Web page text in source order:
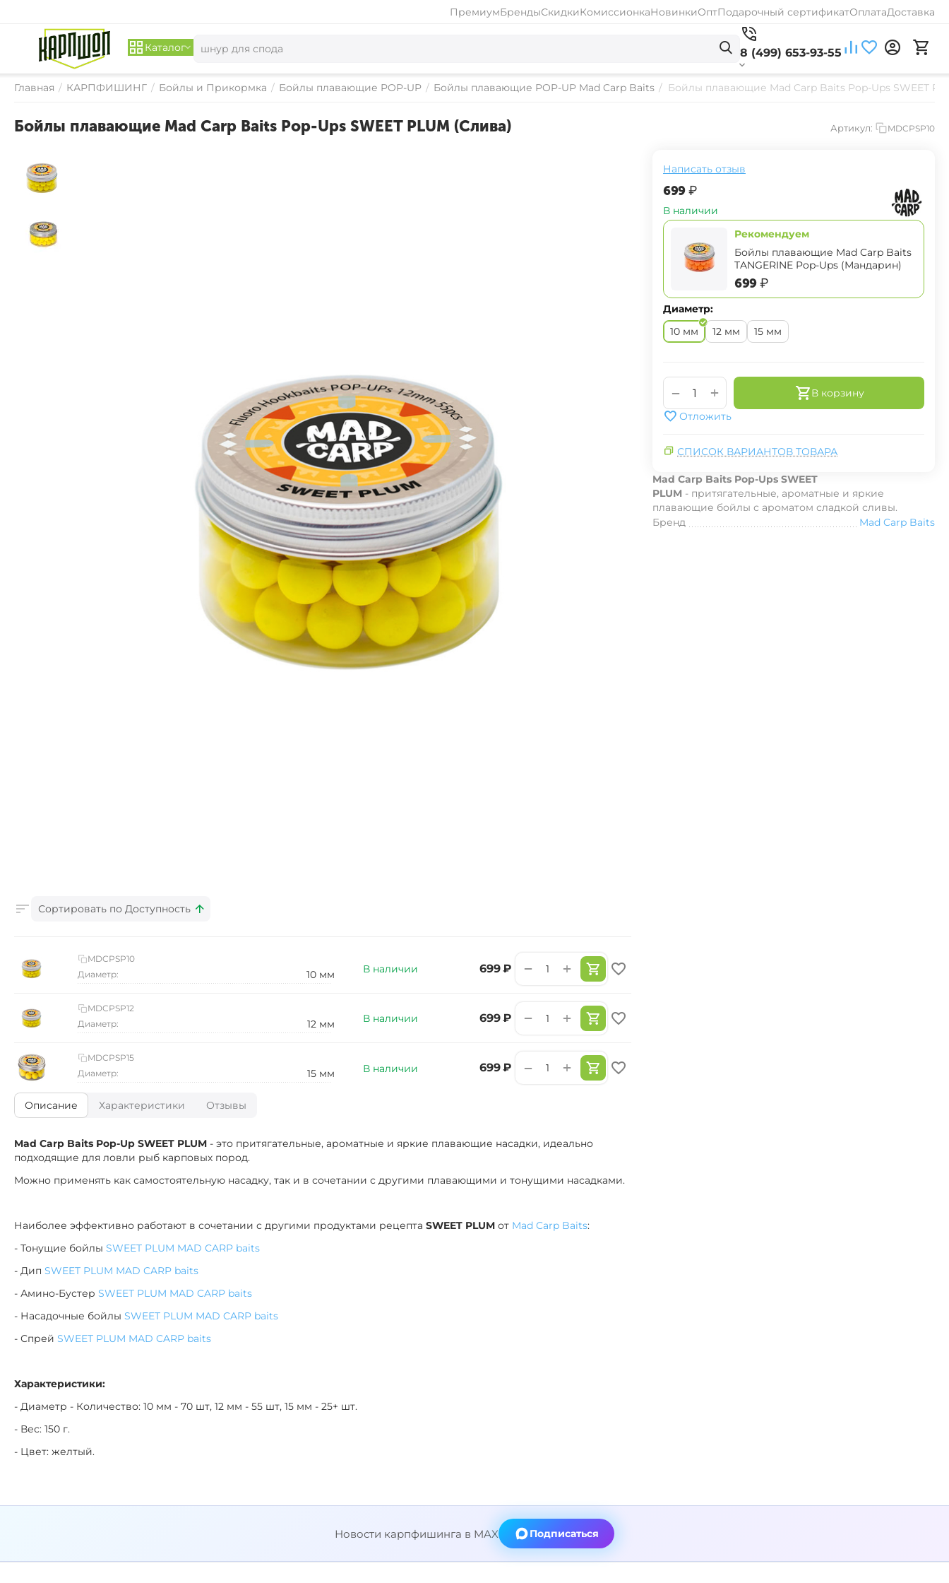
ПремиумБрендыСкидкиКомиссионкаНовинкиОптПодарочный сертификатОплатаДоставка
Каталог 8 (499) 653-93-55
Главная / КАРПФИШИНГ / Бойлы и Прикормка / Бойлы плавающие POP-UP / Бойлы плавающие POP-UP Mad Carp Baits / Бойлы плавающие Mad Carp Baits Pop-Ups SWEET
Бойлы плавающие Mad Carp Baits Pop-Ups SWEET PLUM (Слива) Артикул: MDCPSP10
Написать отзыв
‍699‍₽
В наличии
Рекомендуем
Бойлы плавающие Mad Carp Baits
TANGERINE Pop-Ups (Мандарин)
‍699‍₽
Диаметр:
10 мм
12 мм 15 мм
+
−
В корзину
Отложить
СПИСОК ВАРИАНТОВ ТОВАРА
Mad Carp Baits Pop-Ups SWEET
PLUM - притягательные, ароматные и яркие
плавающие бойлы с ароматом сладкой сливы.
Бренд
Mad Carp Baits
Сортировать по Доступность
В наличии ‍699‍ ₽ +
−
MDCPSP10
Диаметр:
10 мм
В наличии ‍699‍ ₽ +
−
MDCPSP12
Диаметр:
12 мм
В наличии ‍699‍ ₽ +
−
MDCPSP15
Диаметр:
15 мм
Описание Характеристики Отзывы
Mad Carp Baits Pop-Up SWEET PLUM - это притягательные, ароматные и яркие плавающие насадки, идеально
подходящие для ловли рыб карповых пород.
Можно применять как самостоятельную насадку, так и в сочетании с другими плавающими и тонущими насадками.
Наиболее эффективно работают в сочетании с другими продуктами рецепта SWEET PLUM от Mad Carp Baits:
- Тонущие бойлы SWEET PLUM MAD CARP baits
- Дип SWEET PLUM MAD CARP baits
- Амино-Бустер SWEET PLUM MAD CARP baits
- Насадочные бойлы SWEET PLUM MAD CARP baits
- Спрей SWEET PLUM MAD CARP baits
Характеристики:
- Диаметр - Количество: 10 мм - 70 шт, 12 мм - 55 шт, 15 мм - 25+ шт.
- Вес: 150 г.
- Цвет: желтый.
Новости карпфишинга в MAX Подписаться